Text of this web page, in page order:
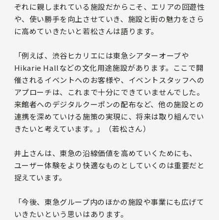
ぞれに親しまれている施設だからこそ、エリアの回遊性
や、使い勝手を向上させていき、施設と街の魅力をさら
に高めていきたいと若松さんは語ります。
「例えば、渋谷ヒカリエには東急シアターオーブや
Hikarie Hallなどの文化用途施設があります。ここで開
催されるイベントへのお客様や、イベントスタッフへの
アプローチは、これまで十分にできていませんでした。
来館者へのデジタルクーポンの配布など、他の施設との
連携を深めていける施策の実現に、将来は取り組んでい
きたいと考えています。」（若松さん）
井上さんは、東急の沿線価値を高めていくためにも、
ユーザー体験をより快適なものとしていくのは重要だと
捉えています。
「今後、東急グループ内のほかの施設や事業にも広げて
いきたいという思いはあります。